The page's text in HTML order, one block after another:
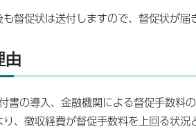
督促状は送付しますので、督促状が届
由
書の導入、金融機関による督促手数料
、徴収経費が督促手数料を上回る状況